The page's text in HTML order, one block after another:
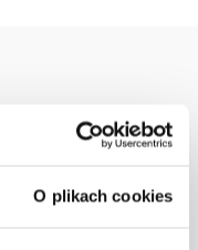
O plikach cookies
o szerokości
cm.